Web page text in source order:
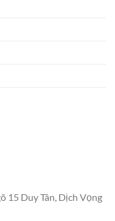
15 Duy Tân, Dịch Vọng